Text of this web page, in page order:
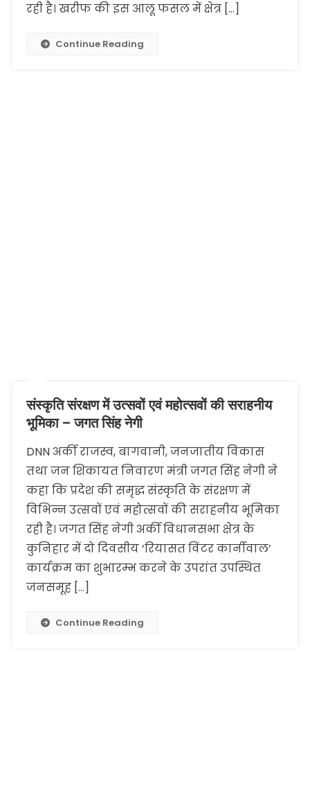
रही है। खरीफ की इस आलू फसल में क्षेत्र […]
Continue Reading
संस्कृति संरक्षण में उत्सवों एवं महोत्सवों की सराहनीय
भूमिका – जगत सिंह नेगी
DNN अर्की राजस्व, बागवानी, जनजातीय विकास
तथा जन शिकायत निवारण मंत्री जगत सिंह नेगी ने
कहा कि प्रदेश की समृद्ध संस्कृति के संरक्षण में
विभिन्न उत्सवों एवं महोत्सवों की सराहनीय भूमिका
रही है। जगत सिंह नेगी अर्की विधानसभा क्षेत्र के
कुनिहार में दो दिवसीय ‘रियासत विंटर कार्नीवाल’
कार्यक्रम का शुभारम्भ करने के उपरांत उपस्थित
जनसमूह […]
Continue Reading